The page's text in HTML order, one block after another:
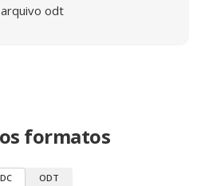
odt
formatos
ODT